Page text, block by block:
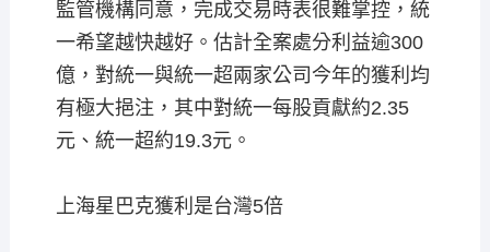
監管機構同意，完成交易時表很難掌控，統
一希望越快越好。估計全案處分利益逾300
億，對統一與統一超兩家公司今年的獲利均
有極大挹注，其中對統一每股貢獻約2.35
元、統一超約19.3元。
上海星巴克獲利是台灣5倍